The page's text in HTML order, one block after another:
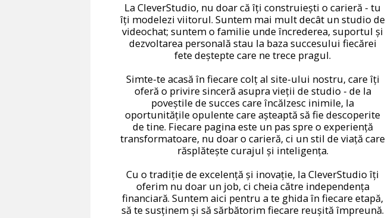
La CleverStudio, nu doar că îți construiești o carieră - tu
îți modelezi viitorul. Suntem mai mult decât un studio de
videochat; suntem o familie unde încrederea, suportul și
dezvoltarea personală stau la baza succesului fiecărei
fete deștepte care ne trece pragul.
Simte-te acasă în fiecare colț al site-ului nostru, care îți
oferă o privire sinceră asupra vieții de studio - de la
poveștile de succes care încălzesc inimile, la
oportunitățile opulente care așteaptă să fie descoperite
de tine. Fiecare pagina este un pas spre o experiență
transformatoare, nu doar o carieră, ci un stil de viață care
răsplătește curajul și inteligența.
Cu o tradiție de excelență și inovație, la CleverStudio îți
oferim nu doar un job, ci cheia către independența
financiară. Suntem aici pentru a te ghida în fiecare etapă,
să te susținem și să sărbătorim fiecare reușită împreună.